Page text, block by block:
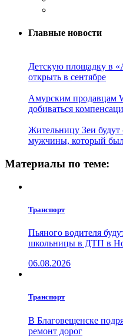
Главные новости
Детскую площадку в
открыть в сентябре
Амурским продавцам
добиваться
Жительницу Зеи будут
мужчины, который
Материалы по теме:
Транспорт
Пьяного водителя
школьницы в ДТП в
06.08.2026
Транспорт
В Благовещенске
ремонт дорог